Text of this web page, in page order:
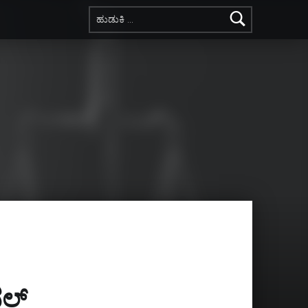
ಇದಕ್ಕಾಗಿ ಹುಡುಕಿ: